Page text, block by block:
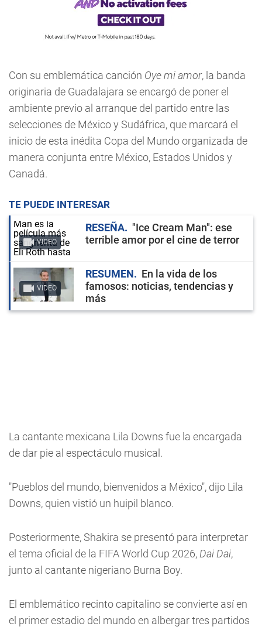
Con su emblemática canción Oye mi amor, la banda
originaria de Guadalajara se encargó de poner el
ambiente previo al arranque del partido entre las
selecciones de México y Sudáfrica, que marcará el
inicio de esta inédita Copa del Mundo organizada de
manera conjunta entre México, Estados Unidos y
Canadá.
TE PUEDE INTERESAR
VIDEO
RESEÑA
"Ice Cream Man": ese
terrible amor por el cine de terror
VIDEO
RESUMEN
En la vida de los
famosos: noticias, tendencias y
más
La cantante mexicana Lila Downs fue la encargada
de dar pie al espectáculo musical.
"Pueblos del mundo, bienvenidos a México", dijo Lila
Downs, quien vistió un huipil blanco.
Posteriormente, Shakira se presentó para interpretar
el tema oficial de la FIFA World Cup 2026, Dai Dai,
junto al cantante nigeriano Burna Boy.
El emblemático recinto capitalino se convierte así en
el primer estadio del mundo en albergar tres partidos